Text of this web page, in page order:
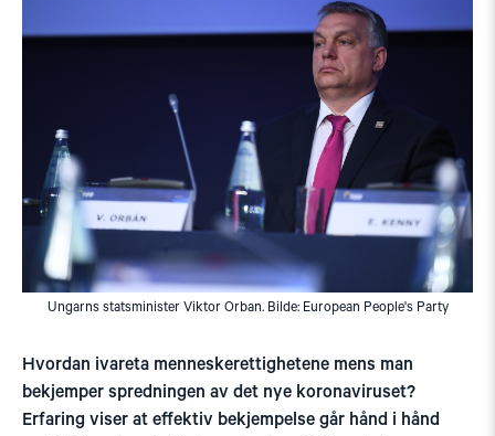
Ungarns statsminister Viktor Orban. Bilde: European People's Party
Hvordan ivareta menneskerettighetene mens man
bekjemper spredningen av det nye koronaviruset?
Erfaring viser at effektiv bekjempelse går hånd i hånd